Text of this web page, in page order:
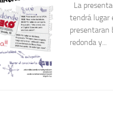
La
tendrá lugar
presentaran
redonda y...